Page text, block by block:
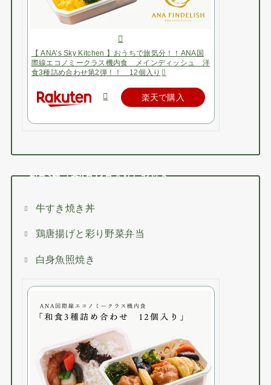
【 ANA’s Sky Kitchen 】おうちで旅気分！！ANA国
際線エコノミークラス機内食 メインディッシュ 洋
食3種詰め合わせ第2弾！！ 12個入り
楽天で購入
和食3種（各4食12食入り）セット
牛すき焼き丼
鶏唐揚げと彩り野菜弁当
白身魚照焼き